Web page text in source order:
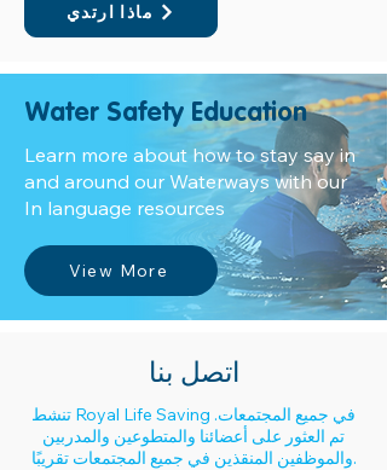
ماذا ارتدي
Water Safety Education
Learn more about how to stay say in
and around our Waterways with our
In language resources
View More
اتصل بنا
تنشط Royal Life Saving في جميع المجتمعات.
تم العثور على أعضائنا والمتطوعين والمدربين
والموظفين المنقذين في جميع المجتمعات تقريبًا.